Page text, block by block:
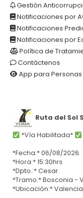
Gestión
Notificaciones por
Notificaciones
Notificaciones por
Política de
Contáctenos
App para
Ruta del Sol
*Vía Habilitada*
*Fecha:* 06/08/2026.
*Hora:* 15:30hrs
*Dpto.:* Cesar.
*Tramo:* Bosconia -
*Ubicación:*